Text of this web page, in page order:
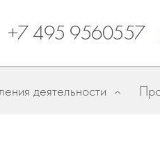
+7 495 9560557
деятельности